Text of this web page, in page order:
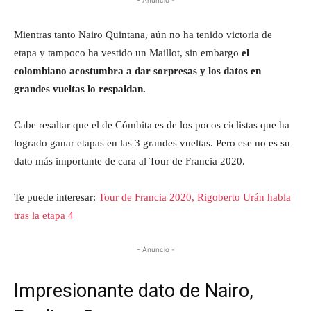
Mientras tanto Nairo Quintana, aún no ha tenido victoria de
etapa y tampoco ha vestido un Maillot, sin embargo el
colombiano acostumbra a dar sorpresas y los datos en
grandes vueltas lo respaldan.
Cabe resaltar que el de Cómbita es de los pocos ciclistas que ha
logrado ganar etapas en las 3 grandes vueltas. Pero ese no es su
dato más importante de cara al Tour de Francia 2020.
Te puede interesar: Tour de Francia 2020, Rigoberto Urán habla
tras la etapa 4
- Anuncio -
Impresionante dato de Nairo,